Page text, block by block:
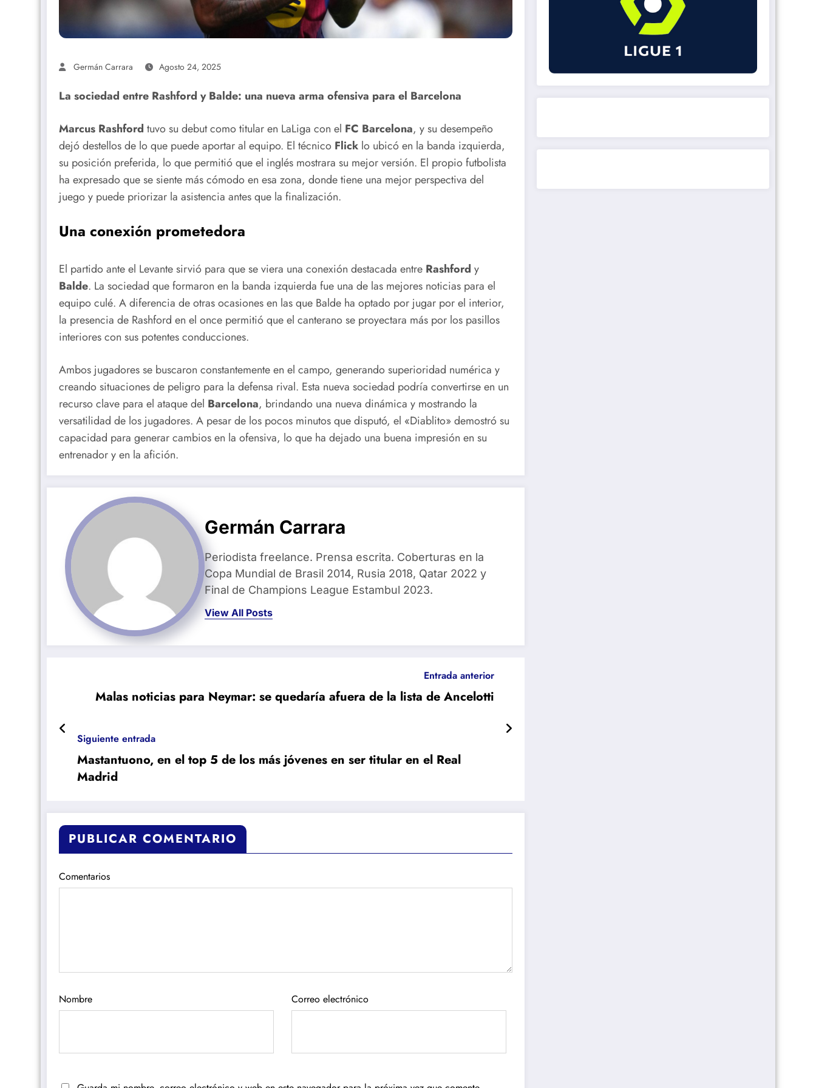
Germán Carrara Agosto 24, 2025
La sociedad entre Rashford y Balde: una nueva arma ofensiva para el Barcelona
Marcus Rashford tuvo su debut como titular en LaLiga con el FC Barcelona, y su desempeño
dejó destellos de lo que puede aportar al equipo. El técnico Flick lo ubicó en la banda izquierda,
su posición preferida, lo que permitió que el inglés mostrara su mejor versión. El propio futbolista
ha expresado que se siente más cómodo en esa zona, donde tiene una mejor perspectiva del
juego y puede priorizar la asistencia antes que la finalización.
Una conexión prometedora
El partido ante el Levante sirvió para que se viera una conexión destacada entre Rashford y
Balde. La sociedad que formaron en la banda izquierda fue una de las mejores noticias para el
equipo culé. A diferencia de otras ocasiones en las que Balde ha optado por jugar por el interior,
la presencia de Rashford en el once permitió que el canterano se proyectara más por los pasillos
interiores con sus potentes conducciones.
Ambos jugadores se buscaron constantemente en el campo, generando superioridad numérica y
creando situaciones de peligro para la defensa rival. Esta nueva sociedad podría convertirse en un
recurso clave para el ataque del Barcelona, brindando una nueva dinámica y mostrando la
versatilidad de los jugadores. A pesar de los pocos minutos que disputó, el «Diablito» demostró su
capacidad para generar cambios en la ofensiva, lo que ha dejado una buena impresión en su
entrenador y en la afición.
Germán Carrara
Periodista freelance. Prensa escrita. Coberturas en la
Copa Mundial de Brasil 2014, Rusia 2018, Qatar 2022 y
Final de Champions League Estambul 2023.
View All Posts
Entrada anterior
Malas noticias para Neymar: se quedaría afuera de la lista de Ancelotti
Siguiente entrada
Mastantuono, en el top 5 de los más jóvenes en ser titular en el Real
Madrid
PUBLICAR COMENTARIO
Comentarios
Nombre Correo electrónico